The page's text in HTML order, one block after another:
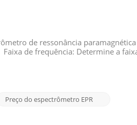
de ressonância paramagnética
de frequência: Determine a
Preço do espectrômetro EPR